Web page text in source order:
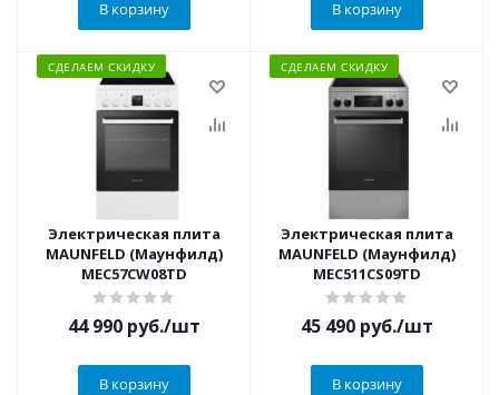
В корзину В корзину
СДЕЛАЕМ СКИДКУ
Электрическая плита
MAUNFELD (Маунфилд)
MEC57CW08TD
44 990 руб./шт
В корзину
СДЕЛАЕМ СКИДКУ
Электрическая плита
MAUNFELD (Маунфилд)
MEC511CS09TD
45 490 руб./шт
В корзину